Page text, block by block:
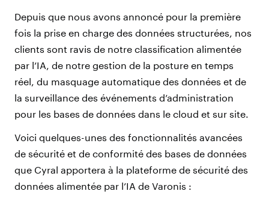
Depuis que nous avons annoncé pour la première
fois la prise en charge des données structurées, nos
clients sont ravis de notre classification alimentée
par l’IA, de notre gestion de la posture en temps
réel, du masquage automatique des données et de
la surveillance des événements d’administration
pour les bases de données dans le cloud et sur site.
Voici quelques-unes des fonctionnalités avancées
de sécurité et de conformité des bases de données
que Cyral apportera à la plateforme de sécurité des
données alimentée par l’IA de Varonis :